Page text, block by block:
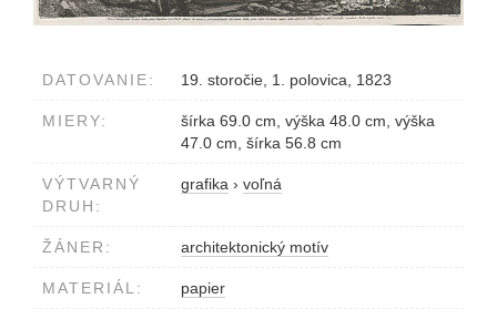
DATOVANIE: 19. storočie, 1. polovica, 1823
MIERY:
šírka 69.0 cm, výška 48.0 cm, výška
47.0 cm, šírka 56.8 cm
VÝTVARNÝ
DRUH:
grafika › voľná
ŽÁNER: architektonický motív
MATERIÁL: papier